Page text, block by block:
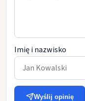
Imię i nazwisko
Wyślij opinię